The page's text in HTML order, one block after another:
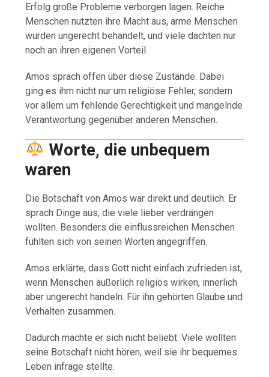
Erfolg große Probleme verborgen lagen. Reiche
Menschen nutzten ihre Macht aus, arme Menschen
wurden ungerecht behandelt, und viele dachten nur
noch an ihren eigenen Vorteil.
Amos sprach offen über diese Zustände. Dabei
ging es ihm nicht nur um religiöse Fehler, sondern
vor allem um fehlende Gerechtigkeit und mangelnde
Verantwortung gegenüber anderen Menschen.
Worte, die unbequem
waren
Die Botschaft von Amos war direkt und deutlich. Er
sprach Dinge aus, die viele lieber verdrängen
wollten. Besonders die einflussreichen Menschen
fühlten sich von seinen Worten angegriffen.
Amos erklärte, dass Gott nicht einfach zufrieden ist,
wenn Menschen äußerlich religiös wirken, innerlich
aber ungerecht handeln. Für ihn gehörten Glaube und
Verhalten zusammen.
Dadurch machte er sich nicht beliebt. Viele wollten
seine Botschaft nicht hören, weil sie ihr bequemes
Leben infrage stellte.